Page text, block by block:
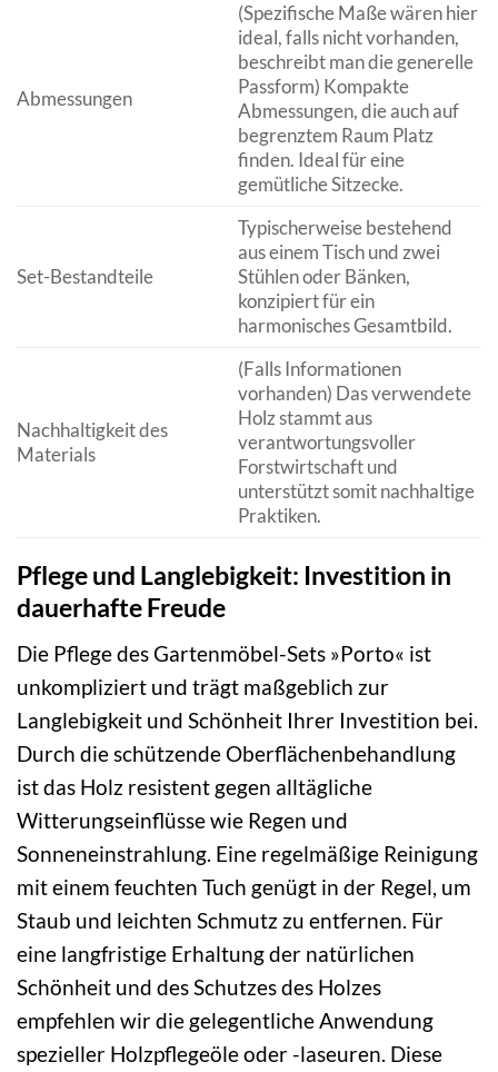
Abmessungen
(Spezifische Maße wären hier
ideal, falls nicht vorhanden,
beschreibt man die generelle
Passform) Kompakte
Abmessungen, die auch auf
begrenztem Raum Platz
finden. Ideal für eine
gemütliche Sitzecke.
Set-Bestandteile
Typischerweise bestehend
aus einem Tisch und zwei
Stühlen oder Bänken,
konzipiert für ein
harmonisches Gesamtbild.
Nachhaltigkeit des
Materials
(Falls Informationen
vorhanden) Das verwendete
Holz stammt aus
verantwortungsvoller
Forstwirtschaft und
unterstützt somit nachhaltige
Praktiken.
Pflege und Langlebigkeit: Investition in
dauerhafte Freude
Die Pflege des Gartenmöbel-Sets »Porto« ist
unkompliziert und trägt maßgeblich zur
Langlebigkeit und Schönheit Ihrer Investition bei.
Durch die schützende Oberflächenbehandlung
ist das Holz resistent gegen alltägliche
Witterungseinflüsse wie Regen und
Sonneneinstrahlung. Eine regelmäßige Reinigung
mit einem feuchten Tuch genügt in der Regel, um
Staub und leichten Schmutz zu entfernen. Für
eine langfristige Erhaltung der natürlichen
Schönheit und des Schutzes des Holzes
empfehlen wir die gelegentliche Anwendung
spezieller Holzpflegeöle oder -laseuren. Diese